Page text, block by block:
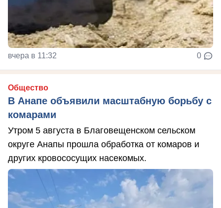
вчера в 11:32 0
Общество
В Анапе объявили масштабную борьбу с
комарами
Утром 5 августа в Благовещенском сельском
округе Анапы прошла обработка от комаров и
других кровососущих насекомых.